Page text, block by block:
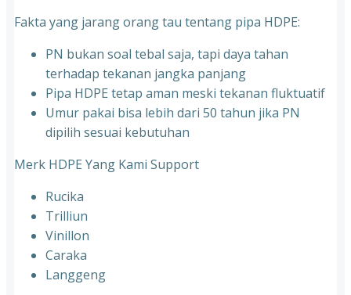
Fakta yang jarang orang tau tentang pipa HDPE:
PN bukan soal tebal saja, tapi daya tahan
terhadap tekanan jangka panjang
Pipa HDPE tetap aman meski tekanan fluktuatif
Umur pakai bisa lebih dari 50 tahun jika PN
dipilih sesuai kebutuhan
Merk HDPE Yang Kami Support
Rucika
Trilliun
Vinillon
Caraka
Langgeng